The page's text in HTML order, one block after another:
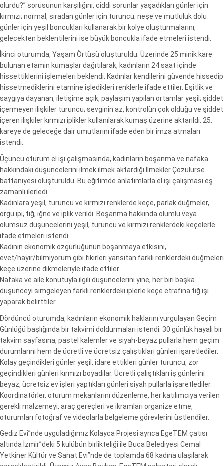
olurdu?” sorusunun karşılığını, ciddi sorunlar yaşadıkları günler için
kırmızı; normal, sıradan günler için turuncu; neşe ve mutluluk dolu
günler için yeşil boncukları kullanarak bir kolye oluşturmalarını,
gelecekten beklentilerini ise büyük boncukla ifade etmeleri istendi.
İkinci oturumda, Yaşam Örtüsü oluşturuldu. Üzerinde 25 minik kare
bulunan etamin kumaşlar dağıtılarak, kadınların 24 saat içinde
hissettiklerini işlemeleri beklendi. Kadınlar kendilerini güvende hissedip
hissetmediklerini etamine işledikleri renklerle ifade ettiler. Eşitlik ve
saygıya dayanan, iletişime açık, paylaşım yapılan ortamlar yeşil; şiddet
içermeyen ilişkiler turuncu; sevginin az, kontrolün çok olduğu ve şiddet
içeren ilişkiler kırmızı iplikler kullanılarak kumaş üzerine aktarıldı. 25.
kareye de geleceğe dair umutlarını ifade eden bir imza atmaları
istendi.
Üçüncü oturum el işi çalışmasında, kadınların boşanma ve nafaka
hakkındaki düşüncelerini ilmek ilmek aktardığı İlmekler Çözülürse
battaniyesi oluşturuldu. Bu eğitimde anlatımlarla el işi çalışması eş
zamanlı ilerledi.
Kadınlara yeşil, turuncu ve kırmızı renklerde keçe, parlak düğmeler,
örgü ipi, tığ, iğne ve iplik verildi. Boşanma hakkında olumlu veya
olumsuz düşüncelerini yeşil, turuncu ve kırmızı renklerdeki keçelerle
ifade etmeleri istendi.
Kadının ekonomik özgürlüğünün boşanmaya etkisini,
evet/hayır/bilmiyorum gibi fikirleri yansıtan farklı renklerdeki düğmeleri
keçe üzerine dikmeleriyle ifade ettiler.
Nafaka ve aile konutuyla ilgili düşüncelerini yine, her biri başka
düşünceyi simgeleyen farklı renklerdeki iplerle keçe etrafına tığ işi
yaparak belirttiler.
Dördüncü oturumda, kadınların ekonomik haklarını vurgulayan Geçim
Günlüğü başlığında bir takvimi doldurmaları istendi. 30 günlük hayali bir
takvim sayfasına, pastel kalemler ve siyah-beyaz pullarla hem geçim
durumlarını hem de ücretli ve ücretsiz çalıştıkları günleri işaretlediler.
Kolay geçindikleri günler yeşil, idare ettikleri günler turuncu, zor
geçindikleri günleri kırmızı boyadılar. Ücretli çalıştıkları iş günlerini
beyaz, ücretsiz ev işleri yaptıkları günleri siyah pullarla işaretlediler.
Koordinatörler, oturum mekanlarını düzenleme, her katılımcıya verilen
gerekli malzemeyi, araç gereçleri ve ikramları organize etme,
oturumları fotoğraf ve videolarla belgeleme görevlerini üstlendiler.
Gediz Evi”nde uyguladığımız Kolayca Projesi ayrıca EgeTEM çatısı
altında İzmir”deki 5 kulübün birlikteliği ile Buca Belediyesi Cemal
Yetkiner Kültür ve Sanat Evi”nde de toplamda 68 kadına ulaşılarak